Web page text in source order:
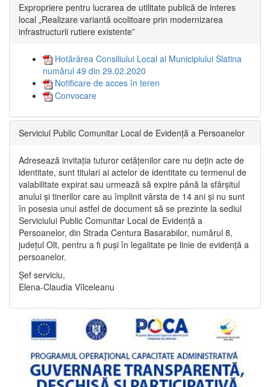
Expropriere pentru lucrarea de utilitate publică de interes
local „Realizare variantă ocolitoare prin modernizarea
infrastructurii rutiere existente”
Hotărârea Consiliului Local al Municipiului Slatina
numărul 49 din 29.02.2020
Notificare de acces în teren
Convocare
Serviciul Public Comunitar Local de Evidență a Persoanelor
Adresează invitația tuturor cetățenilor care nu dețin acte de
identitate, sunt titulari ai actelor de identitate cu termenul de
valabilitate expirat sau urmează să expire până la sfârșitul
anului și tinerilor care au împlinit vârsta de 14 ani și nu sunt
în posesia unui astfel de document să se prezinte la sediul
Serviciului Public Comunitar Local de Evidență a
Persoanelor, din Strada Centura Basarabilor, numărul 8,
județul Olt, pentru a fi puși în legalitate pe linie de evidență a
persoanelor.
Șef serviciu,
Elena-Claudia Vîlceleanu